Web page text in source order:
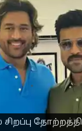
படத்தில்
Mar 17, 2025